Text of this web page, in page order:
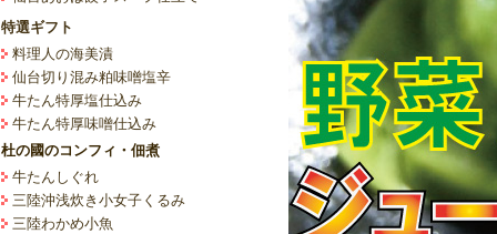
特選ギフト
料理人の海美漬
仙台切り混み粕味噌塩辛
牛たん特厚塩仕込み
牛たん特厚味噌仕込み
杜の國のコンフィ・佃煮
牛たんしぐれ
三陸沖浅炊き小女子くるみ
三陸わかめ小魚